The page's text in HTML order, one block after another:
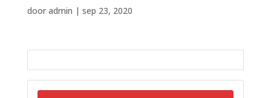
door admin | sep 23, 2020